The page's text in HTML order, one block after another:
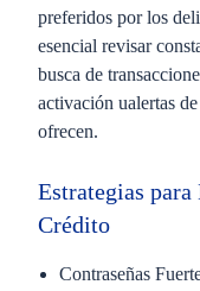
preferidos por los
esencial revisar
busca de
activación ualertas
ofrecen.
Estrategias
Crédito
Contraseñas